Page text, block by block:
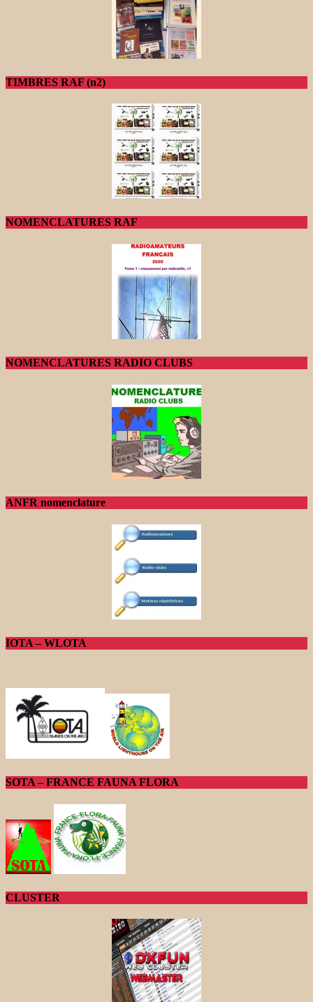
TIMBRES RAF (n2)
NOMENCLATURES RAF
NOMENCLATURES RADIO CLUBS
ANFR nomenclature
IOTA – WLOTA
SOTA – FRANCE FAUNA FLORA
CLUSTER